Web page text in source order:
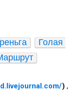
Голая
) ,